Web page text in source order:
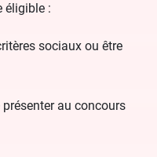
éligible :
sociaux ou être
au concours